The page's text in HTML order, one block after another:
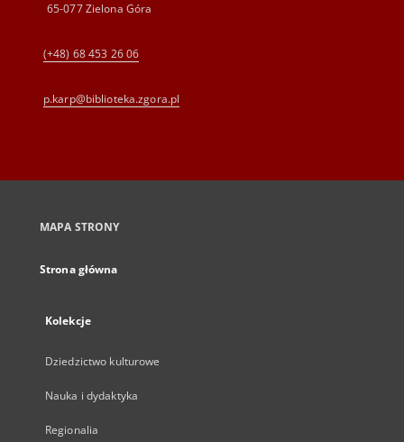
65-077 Zielona Góra
(+48) 68 453 26 06
p.karp@biblioteka.zgora.pl
MAPA STRONY
Strona główna
Kolekcje
Dziedzictwo kulturowe
Nauka i dydaktyka
Regionalia